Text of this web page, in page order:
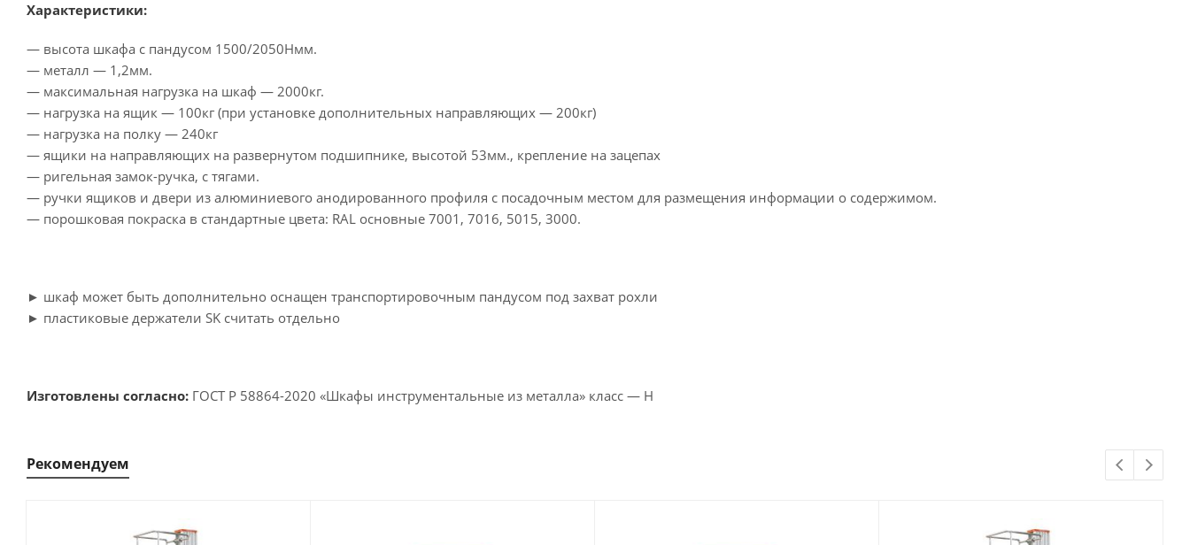
Характеристики:
— высота шкафа с пандусом 1500/2050Нмм.
— металл — 1,2мм.
— максимальная нагрузка на шкаф — 2000кг.
— нагрузка на ящик — 100кг (при установке дополнительных направляющих — 200кг)
— нагрузка на полку — 240кг
— ящики на направляющих на развернутом подшипнике, высотой 53мм., крепление на зацепах
— ригельная замок-ручка, с тягами.
— ручки ящиков и двери из алюминиевого анодированного профиля с посадочным местом для размещения информации о содержимом.
— порошковая покраска в стандартные цвета: RAL основные 7001, 7016, 5015, 3000.
► шкаф может быть дополнительно оснащен транспортировочным пандусом под захват рохли
► пластиковые держатели SK считать отдельно
Изготовлены согласно: ГОСТ Р 58864-2020 «Шкафы инструментальные из металла» класс — H
Рекомендуем